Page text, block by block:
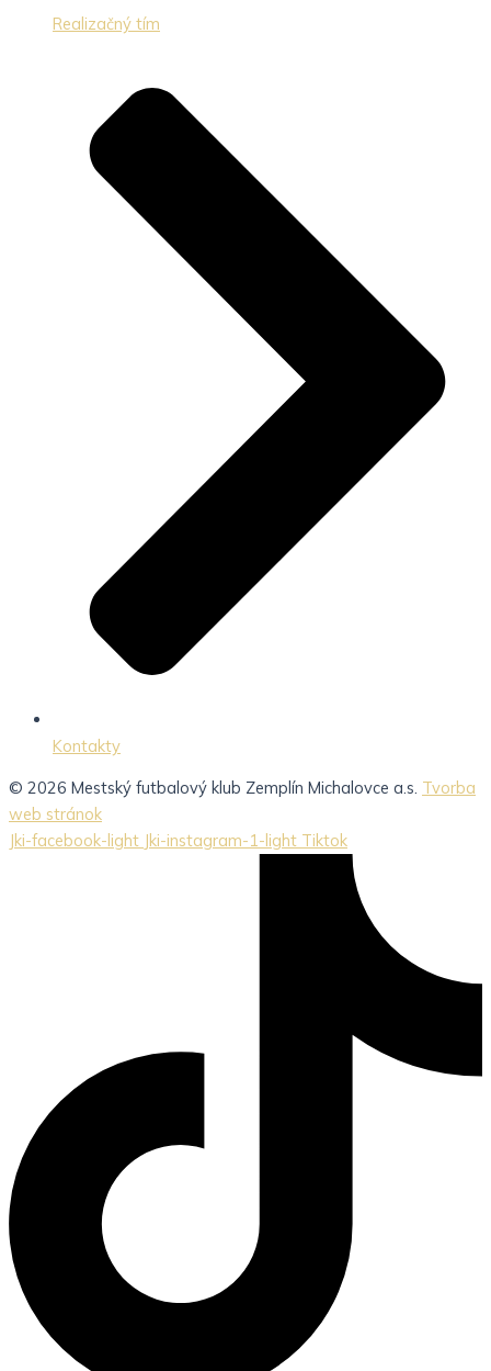
Realizačný tím
Kontakty
© 2026 Mestský futbalový klub Zemplín Michalovce a.s. Tvorba
web stránok
Jki-facebook-light Jki-instagram-1-light Tiktok